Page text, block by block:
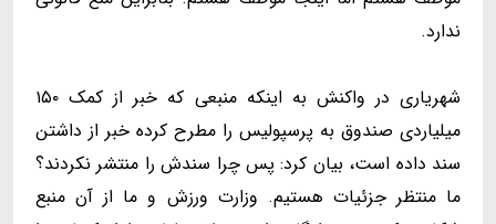
ندارد.
شهریاری در واکنش به اینکه منبعی که خبر از کمک ۱۵۰
میلیاردی صندوق به پرسپولیس را مطرح کرده خبر از داشتن
سند داده است، بیان کرد: پس چرا سندش را منتشر نکردند؟
ما منتظر جزئیات هستیم. وزارت ورزش و ما از آن منبع